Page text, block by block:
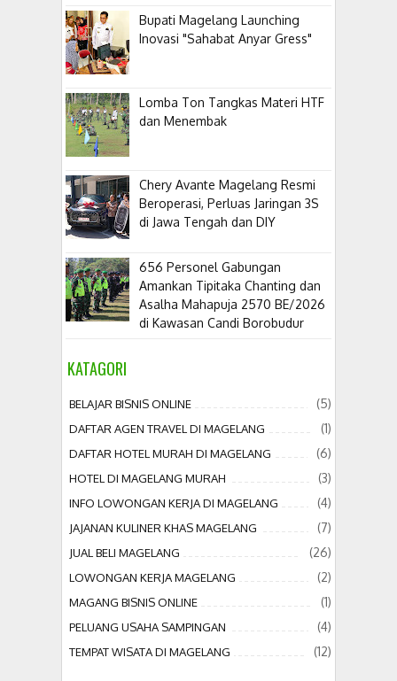
Bupati Magelang Launching
Inovasi "Sahabat Anyar Gress"
Lomba Ton Tangkas Materi HTF
dan Menembak
​Chery Avante Magelang Resmi
Beroperasi, Perluas Jaringan 3S
di Jawa Tengah dan DIY
656 Personel Gabungan
Amankan Tipitaka Chanting dan
Asalha Mahapuja 2570 BE/2026
di Kawasan Candi Borobudur
KATAGORI
BELAJAR BISNIS ONLINE (5)
DAFTAR AGEN TRAVEL DI MAGELANG (1)
DAFTAR HOTEL MURAH DI MAGELANG (6)
HOTEL DI MAGELANG MURAH (3)
INFO LOWONGAN KERJA DI MAGELANG (4)
JAJANAN KULINER KHAS MAGELANG (7)
JUAL BELI MAGELANG (26)
LOWONGAN KERJA MAGELANG (2)
MAGANG BISNIS ONLINE (1)
PELUANG USAHA SAMPINGAN (4)
TEMPAT WISATA DI MAGELANG (12)